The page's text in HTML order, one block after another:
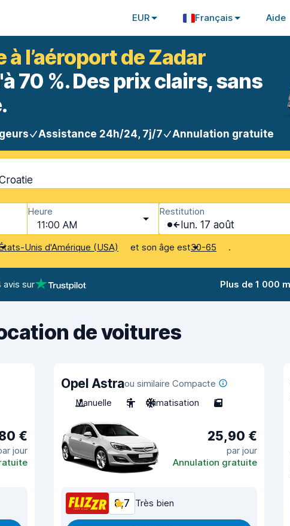
EUR Français Aide
l’aéroport de Zadar
70 %. Des prix clairs, sans
Assistance 24h/24, 7j/7 Annulation gratuite
Heure
11:00 AM
Restitution
lun. 17 août
Unis d'Amérique (USA) et son âge est30-65 .
avis sur Plus de 1 000
de voitures
€
jour
Opel Astraou similaire Compacte
Manuelle
5 Climatisation 5
25,90 €
par jour
Annulation gratuite
8,7 Très bien